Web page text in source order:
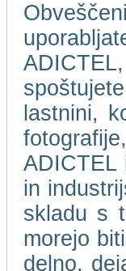
lastnini,
ADICTEL
in
skladu s
morejo
delno,